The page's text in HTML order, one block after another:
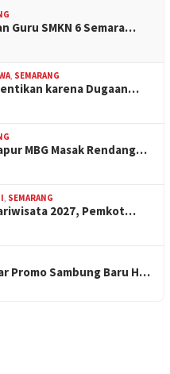
Guru SMKN 6 Semara…
, SEMARANG
karena Dugaan…
MBG Masak Rendang…
, SEMARANG
2027, Pemkot…
Promo Sambung Baru H…